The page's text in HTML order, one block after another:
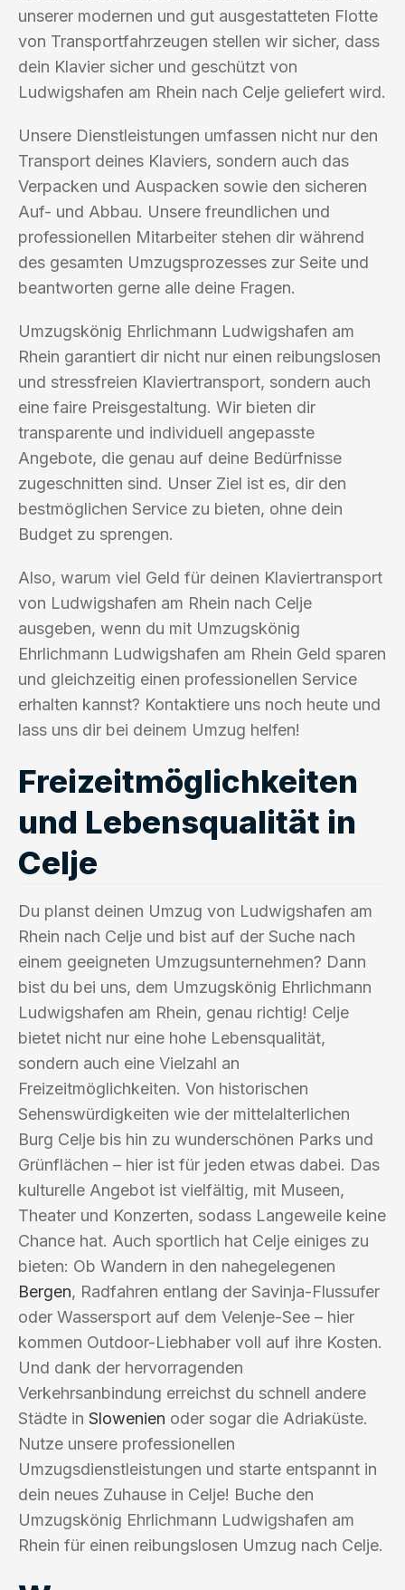
unserer modernen und gut ausgestatteten Flotte
von Transportfahrzeugen stellen wir sicher, dass
dein Klavier sicher und geschützt von
Ludwigshafen am Rhein nach Celje geliefert wird.
Unsere Dienstleistungen umfassen nicht nur den
Transport deines Klaviers, sondern auch das
Verpacken und Auspacken sowie den sicheren
Auf- und Abbau. Unsere freundlichen und
professionellen Mitarbeiter stehen dir während
des gesamten Umzugsprozesses zur Seite und
beantworten gerne alle deine Fragen.
Umzugskönig Ehrlichmann Ludwigshafen am
Rhein garantiert dir nicht nur einen reibungslosen
und stressfreien Klaviertransport, sondern auch
eine faire Preisgestaltung. Wir bieten dir
transparente und individuell angepasste
Angebote, die genau auf deine Bedürfnisse
zugeschnitten sind. Unser Ziel ist es, dir den
bestmöglichen Service zu bieten, ohne dein
Budget zu sprengen.
Also, warum viel Geld für deinen Klaviertransport
von Ludwigshafen am Rhein nach Celje
ausgeben, wenn du mit Umzugskönig
Ehrlichmann Ludwigshafen am Rhein Geld sparen
und gleichzeitig einen professionellen Service
erhalten kannst? Kontaktiere uns noch heute und
lass uns dir bei deinem Umzug helfen!
Freizeitmöglichkeiten
und Lebensqualität in
Celje
Du planst deinen Umzug von Ludwigshafen am
Rhein nach Celje und bist auf der Suche nach
einem geeigneten Umzugsunternehmen? Dann
bist du bei uns, dem Umzugskönig Ehrlichmann
Ludwigshafen am Rhein, genau richtig! Celje
bietet nicht nur eine hohe Lebensqualität,
sondern auch eine Vielzahl an
Freizeitmöglichkeiten. Von historischen
Sehenswürdigkeiten wie der mittelalterlichen
Burg Celje bis hin zu wunderschönen Parks und
Grünflächen – hier ist für jeden etwas dabei. Das
kulturelle Angebot ist vielfältig, mit Museen,
Theater und Konzerten, sodass Langeweile keine
Chance hat. Auch sportlich hat Celje einiges zu
bieten: Ob Wandern in den nahegelegenen
Bergen, Radfahren entlang der Savinja-Flussufer
oder Wassersport auf dem Velenje-See – hier
kommen Outdoor-Liebhaber voll auf ihre Kosten.
Und dank der hervorragenden
Verkehrsanbindung erreichst du schnell andere
Städte in Slowenien oder sogar die Adriaküste.
Nutze unsere professionellen
Umzugsdienstleistungen und starte entspannt in
dein neues Zuhause in Celje! Buche den
Umzugskönig Ehrlichmann Ludwigshafen am
Rhein für einen reibungslosen Umzug nach Celje.